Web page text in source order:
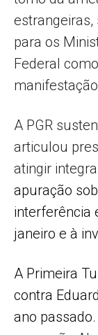
para os
Federal
A PGR
articulou
atingir
apuração
interferência
janeiro e à
A Primeira
contra
ano passado